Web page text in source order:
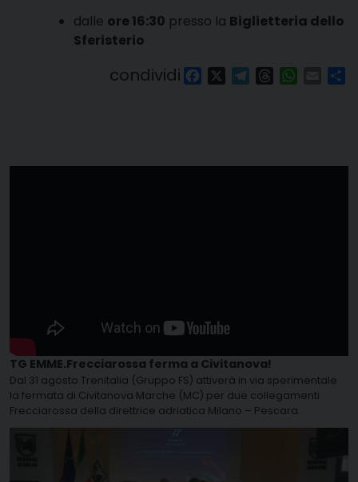
dalle ore 16:30 presso la Biglietteria dello
Sferisterio
condividi FacebookTelegram
Threads Email
TG EMME.Frecciarossa ferma a Civitanova!
Dal 31 agosto Trenitalia (Gruppo FS) attiverà in via sperimentale
la fermata di Civitanova Marche (MC) per due collegamenti
Frecciarossa della direttrice adriatica Milano – Pescara.